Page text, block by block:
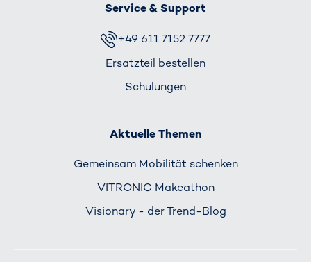
Service & Support
+49 611 7152 7777
Ersatzteil bestellen
Schulungen
Aktuelle Themen
Gemeinsam Mobilität schenken
VITRONIC Makeathon
Visionary - der Trend-Blog